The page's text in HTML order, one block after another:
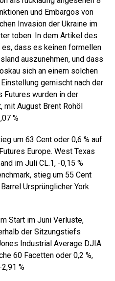
und Embargos von
Invasion der Ukraine im
toben. In dem Artikel des
dass es keinen formellen
auszunehmen, und dass
sich an einem solchen
gemischt nach der
Futures wurden in der
mit August Brent Rohöl
%
um 63 Cent oder 0,6 % auf
Europe. West Texas
im Juli CL.1, -0,15 %
stieg um 55 Cent
Ursprünglicher York
Start im Juni Verluste,
der Sitzungstiefs
Industrial Average DJIA
60 Facetten oder 0,2 %,
-2,91 %